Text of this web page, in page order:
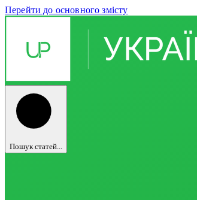
Перейти до основного змісту
Пошук статей...